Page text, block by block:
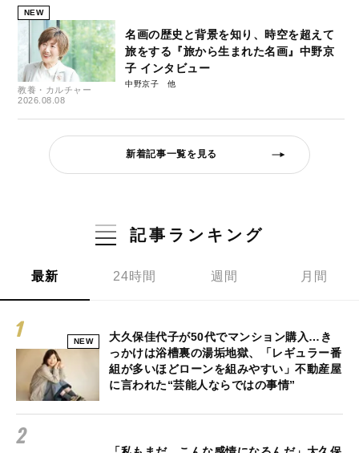
NEW
教養・カルチャー
2026.08.08
名画の歴史と背景を知り、時空を超えて
旅をする『旅から生まれた名画』中野京
子 インタビュー
中野京子
新着記事一覧を見る
記事ランキング
最新 24時間 週間 月間
NEW
大久保佳代子が50代でマンション購入…き
っかけは浴槽裏の湯垢地獄、「レギュラー番
組が多いほどローンを組みやすい」不動産屋
に言われた“芸能人ならではの事情”